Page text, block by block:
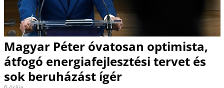
Magyar Péter óvatosan optimista,
átfogó energiafejlesztési tervet és
sok beruházást ígér